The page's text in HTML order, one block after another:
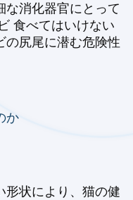
な消化器官にとって
食べてはいけない
の尻尾に潜む危険性
か
形状により、猫の健